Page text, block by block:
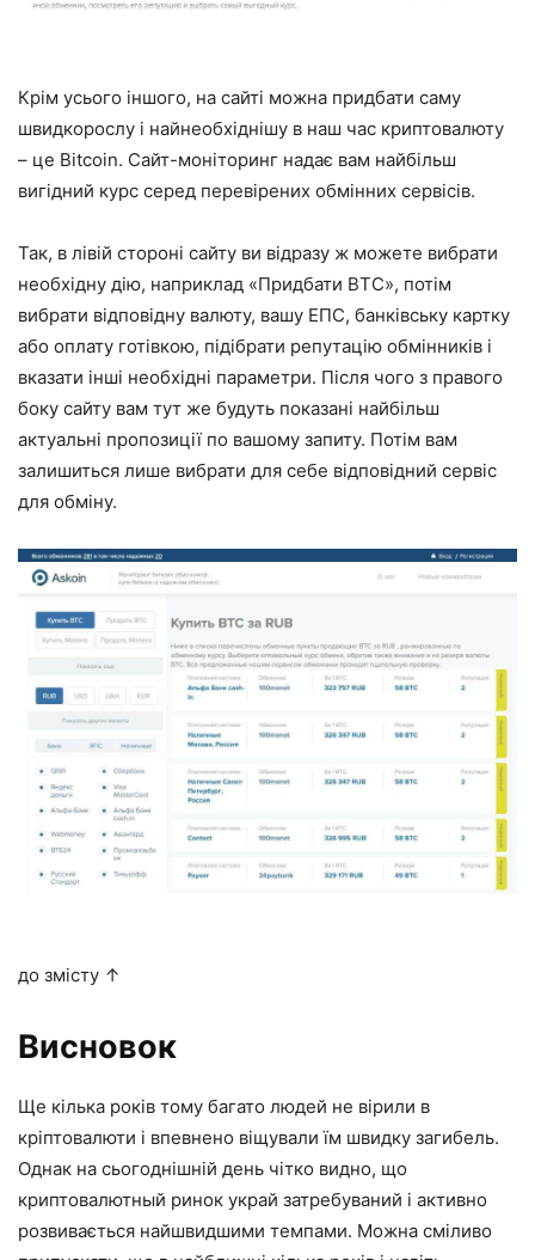
Крім усього іншого, на сайті можна придбати саму
швидкорослу і найнеобхіднішу в наш час криптовалюту
– це Bitcoin. Сайт-моніторинг надає вам найбільш
вигідний курс серед перевірених обмінних сервісів.
Так, в лівій стороні сайту ви відразу ж можете вибрати
необхідну дію, наприклад «Придбати BTC», потім
вибрати відповідну валюту, вашу ЕПС, банківську картку
або оплату готівкою, підібрати репутацію обмінників і
вказати інші необхідні параметри. Після чого з правого
боку сайту вам тут же будуть показані найбільш
актуальні пропозиції по вашому запиту. Потім вам
залишиться лише вибрати для себе відповідний сервіс
для обміну.
до змісту ↑
Висновок
Ще кілька років тому багато людей не вірили в
кріптовалюти і впевнено віщували їм швидку загибель.
Однак на сьогоднішній день чітко видно, що
криптовалютный ринок украй затребуваний і активно
розвивається найшвидшими темпами. Можна сміливо